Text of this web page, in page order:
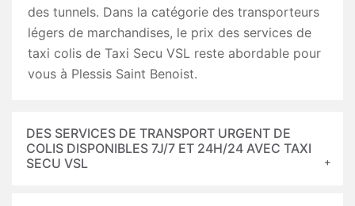
des tunnels. Dans la catégorie des transporteurs
légers de marchandises, le prix des services de
taxi colis de Taxi Secu VSL reste abordable pour
vous à Plessis Saint Benoist.
DES SERVICES DE TRANSPORT URGENT DE
COLIS DISPONIBLES 7J/7 ET 24H/24 AVEC TAXI
SECU VSL